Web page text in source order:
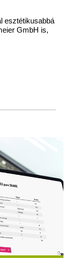
esztétikusabbá
GmbH is,